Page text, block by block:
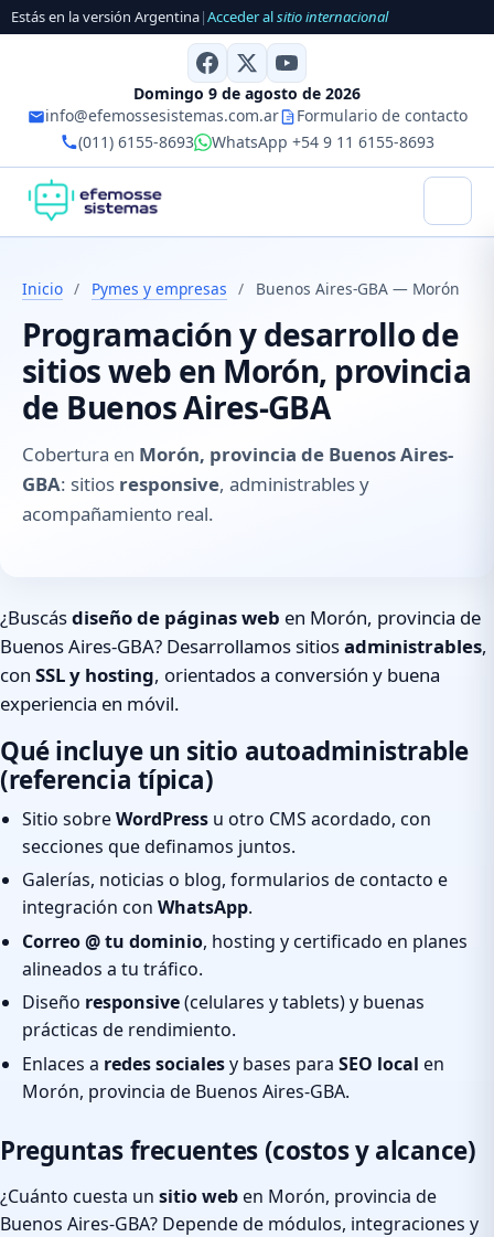
Estás en la versión Argentina|Acceder alsitio internacional
Domingo 9 de agosto de 2026
info@efemossesistemas.com.ar
Formulario de contacto
(011) 6155-8693
WhatsApp +54 9 11 6155-8693
Inicio / Pymes y empresas / Buenos Aires-GBA — Morón
Programación y desarrollo de
sitios web en Morón, provincia
de Buenos Aires-GBA
Cobertura en Morón, provincia de Buenos Aires-
GBA: sitios responsive, administrables y
acompañamiento real.
¿Buscásdiseño de páginas web en Morón, provincia de
Buenos Aires-GBA? Desarrollamos sitiosadministrables,
con SSL y hosting, orientados a conversión y buena
experiencia en móvil.
Qué incluye un sitio autoadministrable
(referencia típica)
Sitio sobreWordPress u otro CMS acordado, con
secciones que definamos juntos.
Galerías, noticias o blog, formularios de contacto e
integración con WhatsApp.
Correo @ tu dominio, hosting y certificado en planes
alineados a tu tráfico.
Diseño responsive(celulares y tablets) y buenas
prácticas de rendimiento.
Enlaces a redes socialesy bases para SEO local en
Morón, provincia de Buenos Aires-GBA.
Preguntas frecuentes (costos y alcance)
¿Cuánto cuesta un sitio weben Morón, provincia de
Buenos Aires-GBA? Depende de módulos, integraciones y